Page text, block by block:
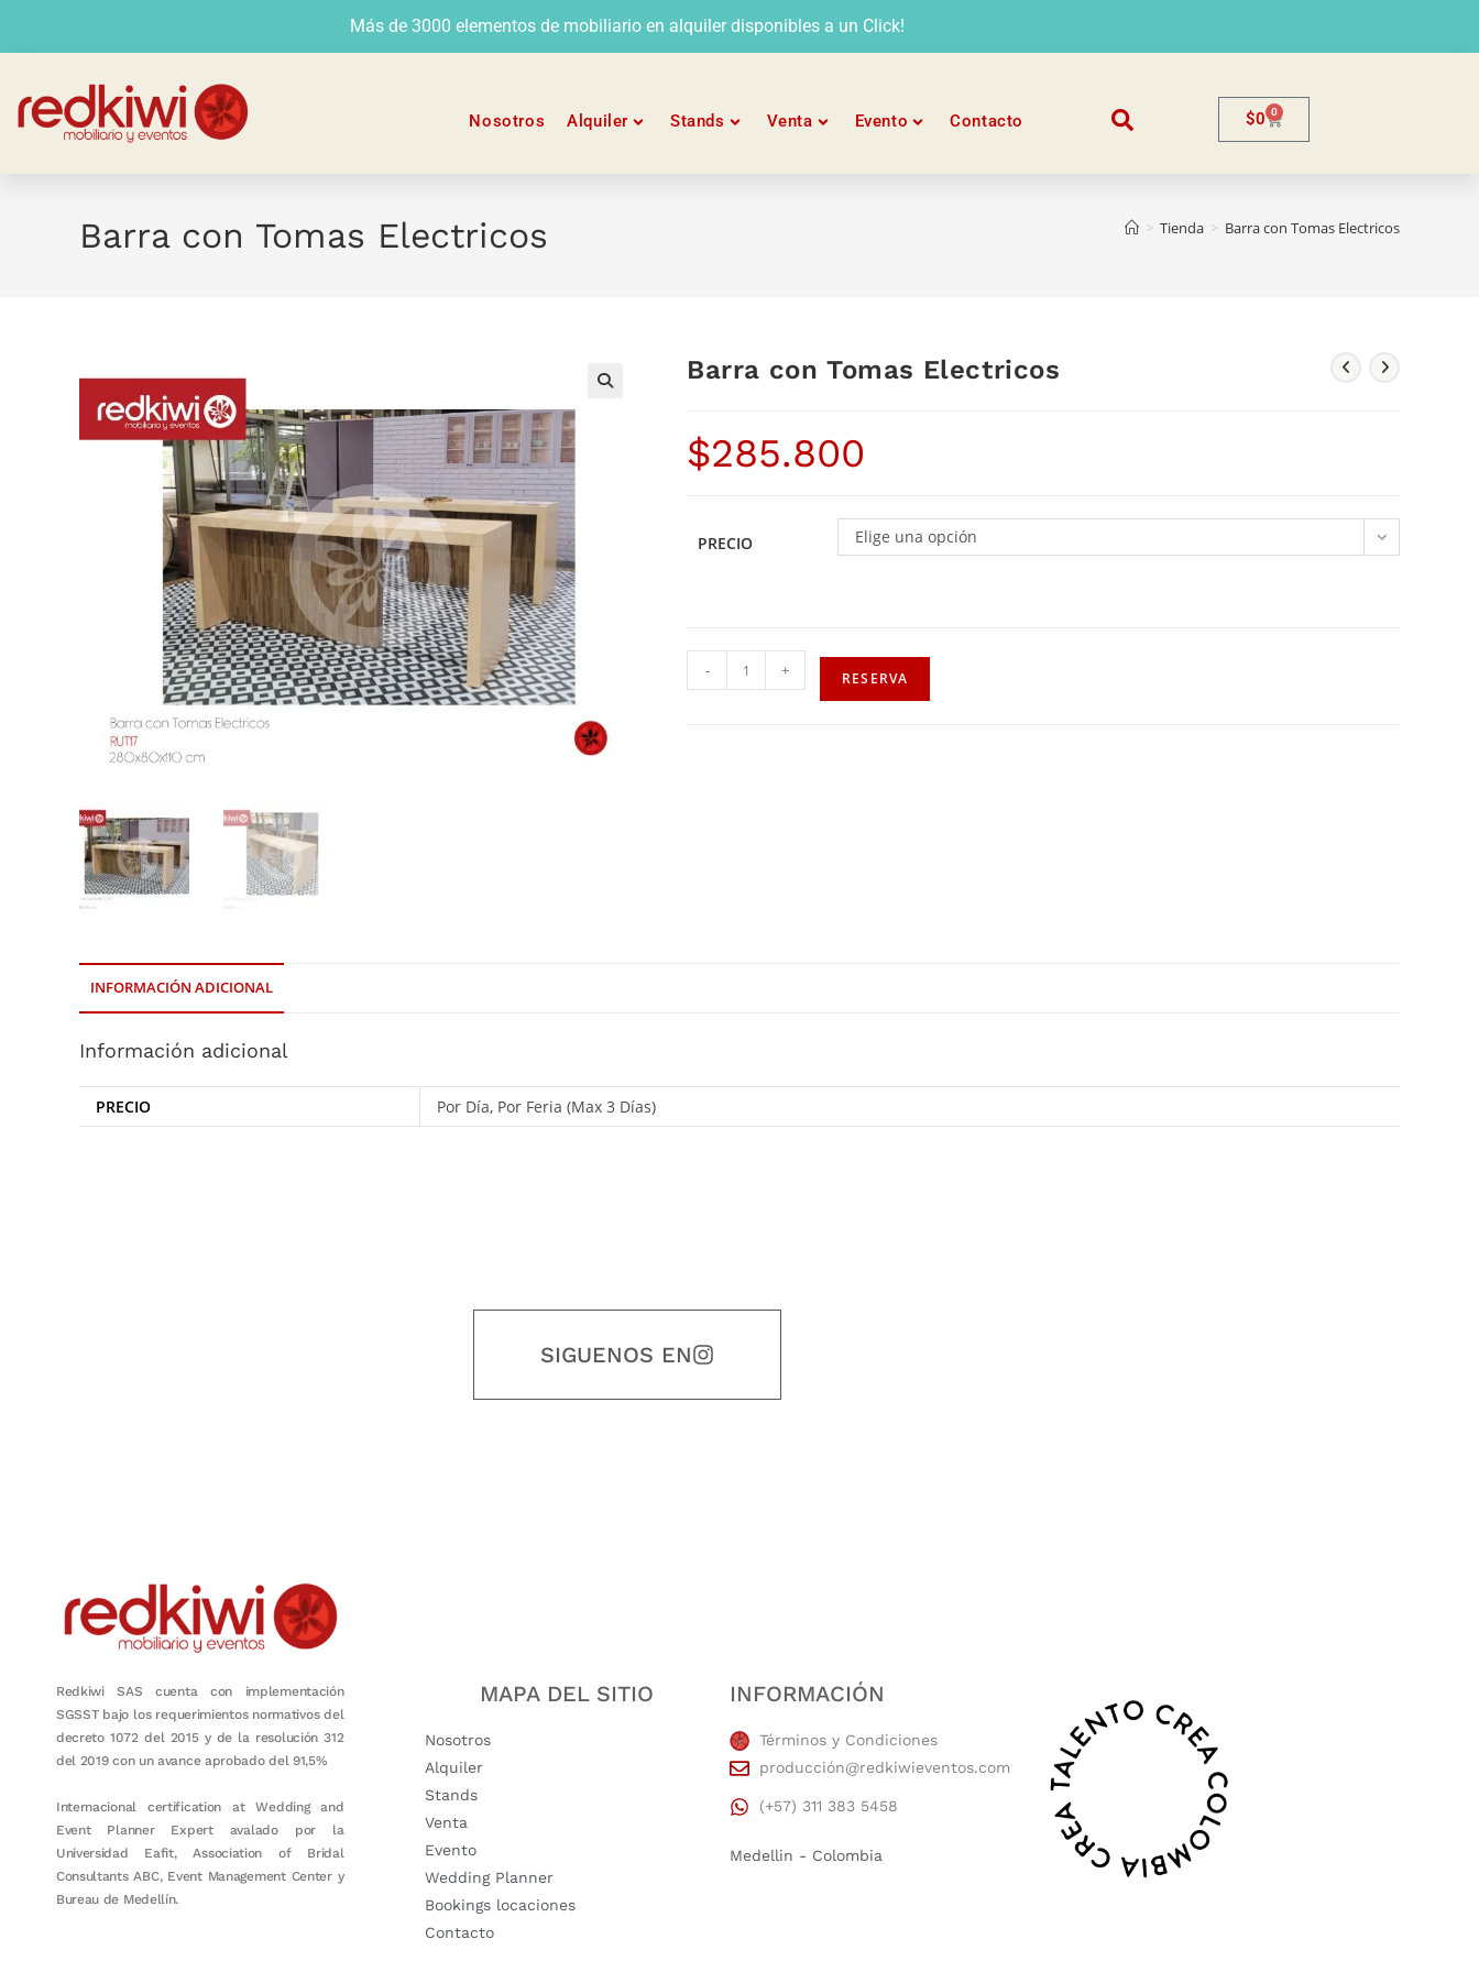
Más de 3000 elementos de mobiliario en alquiler disponibles a un Click!
Nosotros Alquiler Stands Venta Evento Contacto $0 0
Barra con Tomas Electricos > Tienda > Barra con Tomas Electricos
Barra con Tomas Electricos
$285.800
PRECIO Elige una opción
- + RESERVA
INFORMACIÓN ADICIONAL
Información adicional
PRECIO Por Día, Por Feria (Max 3 Días)
SIGUENOS EN
Redkiwi SAS cuenta con implementación
SGSST bajo los requerimientos normativos del
decreto 1072 del 2015 y de la resolución 312
del 2019 con un avance aprobado del 91,5%
Internacional certification at Wedding and
Event Planner Expert avalado por la
Universidad Eafit, Association of Bridal
Consultants ABC, Event Management Center y
Bureau de Medellín.
MAPA DEL SITIO
Nosotros
Alquiler
Stands
Venta
Evento
Wedding Planner
Bookings locaciones
Contacto
INFORMACIÓN
Términos y Condiciones
producción@redkiwieventos.com
(+57) 311 383 5458
Medellin - Colombia